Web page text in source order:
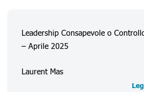
Chi Siamo
Esperienze
Leadership Consapevole o
– Aprile 2025
Laurent Mas